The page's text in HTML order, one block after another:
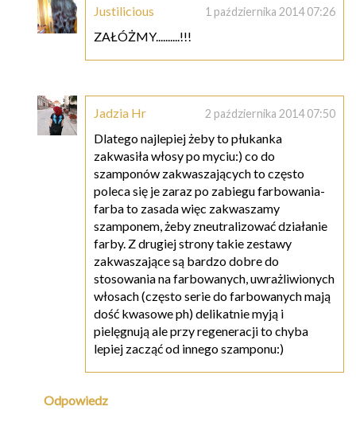
Justilicious 1 października 2014 07:26
ZAŁÓŻMY..........!!!
Jadzia Hr 2 października 2014 07:50
Dlatego najlepiej żeby to płukanka
zakwasiła włosy po myciu:) co do
szamponów zakwaszających to często
poleca się je zaraz po zabiegu farbowania-
farba to zasada więc zakwaszamy
szamponem, żeby zneutralizować działanie
farby. Z drugiej strony takie zestawy
zakwaszające są bardzo dobre do
stosowania na farbowanych, uwrażliwionych
włosach (często serie do farbowanych mają
dość kwasowe ph) delikatnie myją i
pielęgnują ale przy regeneracji to chyba
lepiej zacząć od innego szamponu:)
Odpowiedz